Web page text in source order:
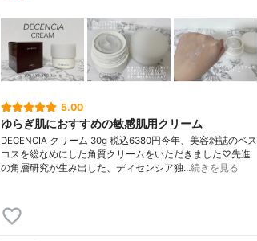
5.00
ゆらぎ肌におすすめの敏感肌用クリーム
DECENCIA クリーム 30g 税込6380円今年、美容雑誌のベス
コスを総なめにした角質クリームをいただきました♡先進
の角層研究が生み出した、ディセンシア独…続きを見る